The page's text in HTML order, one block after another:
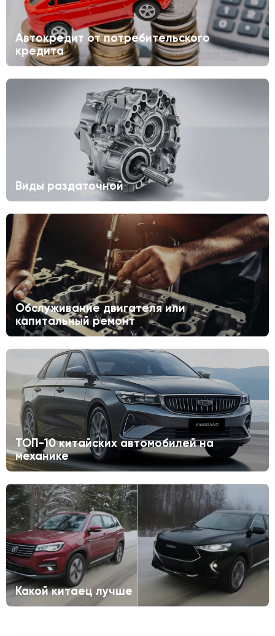
Автокредит от потребительского
кредита
Виды раздаточной
Обслуживание двигателя или
капитальный ремонт
ТОП-10 китайских автомобилей на
механике
Какой китаец лучше